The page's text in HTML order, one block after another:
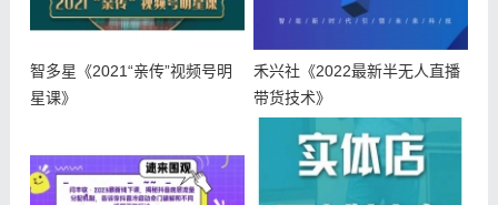
智多星《2021“亲传”视频号明
星课》
禾兴社《2022最新半无人直播
带货技术》